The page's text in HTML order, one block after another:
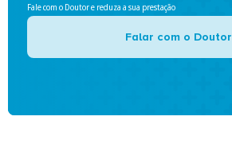
Fale com o Doutor e reduza a sua prestação
Falar com o Doutor